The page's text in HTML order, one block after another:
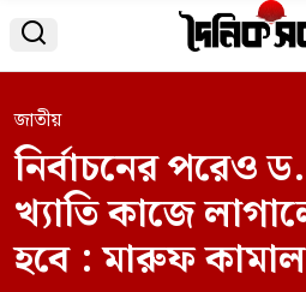

জাতীয়
নির্বাচনের পরেও
খ্যাতি কাজে
হবে : মারুফ